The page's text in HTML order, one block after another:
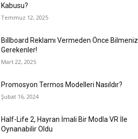
Kabusu?
Temmuz 12, 2025
Billboard Reklamı Vermeden Önce Bilmeniz
Gerekenler!
Mart 22, 2025
Promosyon Termos Modelleri Nasıldır?
Şubat 16, 2024
Half-Life 2, Hayran İmali Bir Modla VR İle
Oynanabilir Oldu